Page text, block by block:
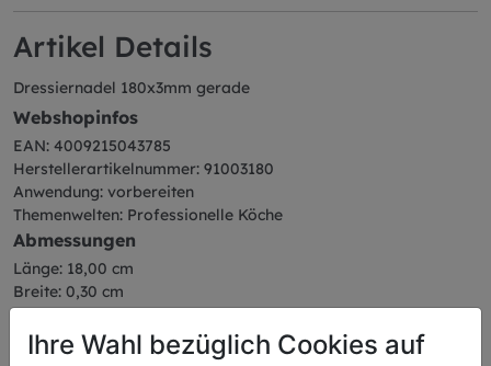
Artikel Details
Dressiernadel 180x3mm gerade
Webshopinfos
EAN: 4009215043785
Herstellerartikelnummer: 91003180
Anwendung: vorbereiten
Themenwelten: Professionelle Köche
Abmessungen
Länge: 18,00 cm
Breite: 0,30 cm
Höhe: 0,50 cm
Gewicht: 0,01 kg
Ihre Wahl bezüglich Cookies auf